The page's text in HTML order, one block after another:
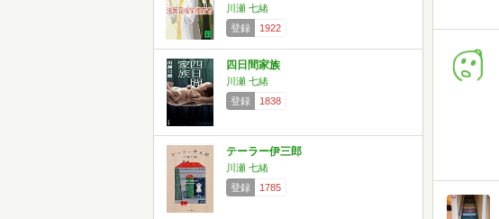
川瀬 七緒
登録
1922
四日間家族
川瀬 七緒
登録
1838
テーラー伊三郎
川瀬 七緒
登録
1785